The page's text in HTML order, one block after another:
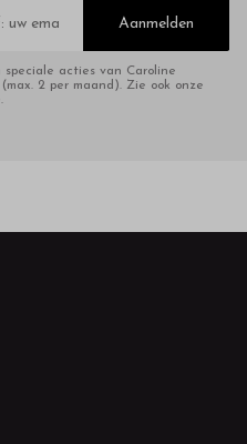
Aanmelden
acties van Caroline
2 per maand). Zie ook onze